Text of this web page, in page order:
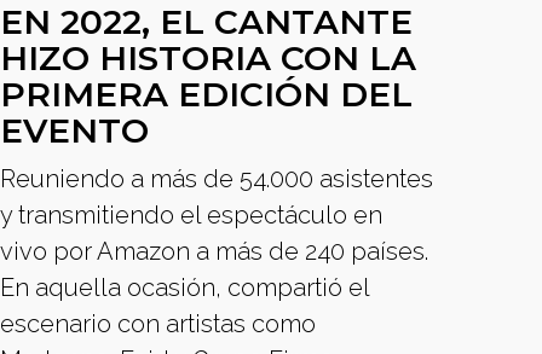
EN 2022, EL CANTANTE
HIZO HISTORIA CON LA
PRIMERA EDICIÓN DEL
EVENTO
Reuniendo a más de 54.000 asistentes
y transmitiendo el espectáculo en
vivo por Amazon a más de 240 países.
En aquella ocasión, compartió el
escenario con artistas como